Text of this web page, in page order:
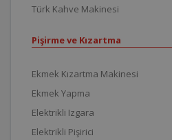
Türk Kahve Makinesi
Pişirme ve Kızartma
Ekmek Kızartma Makinesi
Ekmek Yapma
Elektrikli Izgara
Elektrikli Pişirici